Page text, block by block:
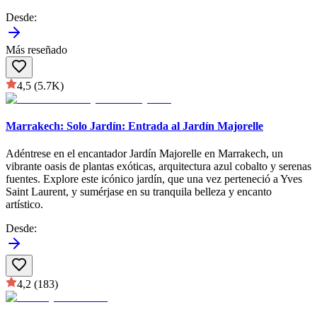
Desde:
Más reseñado
4,5 (5.7K)
Marrakech: Solo Jardín: Entrada al Jardín Majorelle
Adéntrese en el encantador Jardín Majorelle en Marrakech, un
vibrante oasis de plantas exóticas, arquitectura azul cobalto y serenas
fuentes. Explore este icónico jardín, que una vez perteneció a Yves
Saint Laurent, y sumérjase en su tranquila belleza y encanto
artístico.
Desde:
4,2 (183)